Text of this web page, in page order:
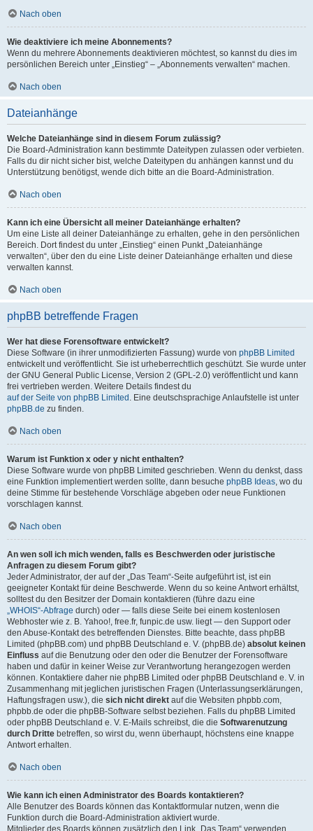
Nach oben
Wie deaktiviere ich meine Abonnements?
Wenn du mehrere Abonnements deaktivieren möchtest, so kannst du dies im
persönlichen Bereich unter „Einstieg“ – „Abonnements verwalten“ machen.
Nach oben
Dateianhänge
Welche Dateianhänge sind in diesem Forum zulässig?
Die Board-Administration kann bestimmte Dateitypen zulassen oder verbieten.
Falls du dir nicht sicher bist, welche Dateitypen du anhängen kannst und du
Unterstützung benötigst, wende dich bitte an die Board-Administration.
Nach oben
Kann ich eine Übersicht all meiner Dateianhänge erhalten?
Um eine Liste all deiner Dateianhänge zu erhalten, gehe in den persönlichen
Bereich. Dort findest du unter „Einstieg“ einen Punkt „Dateianhänge
verwalten“, über den du eine Liste deiner Dateianhänge erhalten und diese
verwalten kannst.
Nach oben
phpBB betreffende Fragen
Wer hat diese Forensoftware entwickelt?
Diese Software (in ihrer unmodifizierten Fassung) wurde von phpBB Limited
entwickelt und veröffentlicht. Sie ist urheberrechtlich geschützt. Sie wurde unter
der GNU General Public License, Version 2 (GPL-2.0) veröffentlicht und kann
frei vertrieben werden. Weitere Details findest du
auf der Seite von phpBB Limited . Eine deutschsprachige Anlaufstelle ist unter
phpBB.de zu finden.
Nach oben
Warum ist Funktion x oder y nicht enthalten?
Diese Software wurde von phpBB Limited geschrieben. Wenn du denkst, dass
eine Funktion implementiert werden sollte, dann besuche phpBB Ideas, wo du
deine Stimme für bestehende Vorschläge abgeben oder neue Funktionen
vorschlagen kannst.
Nach oben
An wen soll ich mich wenden, falls es Beschwerden oder juristische
Anfragen zu diesem Forum gibt?
Jeder Administrator, der auf der „Das Team“-Seite aufgeführt ist, ist ein
geeigneter Kontakt für deine Beschwerde. Wenn du so keine Antwort erhältst,
solltest du den Besitzer der Domain kontaktieren (führe dazu eine
„WHOIS“-Abfrage durch) oder — falls diese Seite bei einem kostenlosen
Webhoster wie z. B. Yahoo!, free.fr, funpic.de usw. liegt — den Support oder
den Abuse-Kontakt des betreffenden Dienstes. Bitte beachte, dass phpBB
Limited (phpBB.com) und phpBB Deutschland e. V. (phpBB.de) absolut keinen
Einfluss auf die Benutzung oder den oder die Benutzer der Forensoftware
haben und dafür in keiner Weise zur Verantwortung herangezogen werden
können. Kontaktiere daher nie phpBB Limited oder phpBB Deutschland e. V. in
Zusammenhang mit jeglichen juristischen Fragen (Unterlassungserklärungen,
Haftungsfragen usw.), die sich nicht direkt auf die Websiten phpbb.com,
phpbb.de oder die phpBB-Software selbst beziehen. Falls du phpBB Limited
oder phpBB Deutschland e. V. E-Mails schreibst, die die Softwarenutzung
durch Dritte betreffen, so wirst du, wenn überhaupt, höchstens eine knappe
Antwort erhalten.
Nach oben
Wie kann ich einen Administrator des Boards kontaktieren?
Alle Benutzer des Boards können das Kontaktformular nutzen, wenn die
Funktion durch die Board-Administration aktiviert wurde.
Mitglieder des Boards können zusätzlich den Link „Das Team“ verwenden.